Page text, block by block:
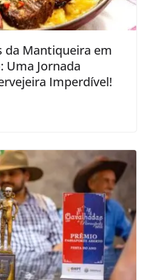
da Mantiqueira em
Uma Jornada
Imperdível!